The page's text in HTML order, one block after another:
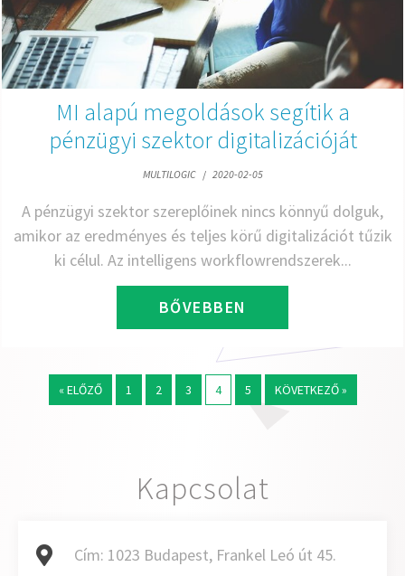
MI alapú megoldások segítik a
pénzügyi szektor digitalizációját
MULTILOGIC / 2020-02-05
A pénzügyi szektor szereplőinek nincs könnyű dolguk,
amikor az eredményes és teljes körű digitalizációt tűzik
ki célul. Az intelligens workflowrendszerek...
BŐVEBBEN
« ELŐZŐ 1 2 3 4 5 KÖVETKEZŐ »
Kapcsolat
Cím: 1023 Budapest, Frankel Leó út 45.